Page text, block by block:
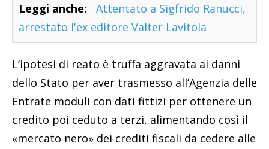
Leggi anche:
Attentato a Sigfrido Ranucci,
arrestato l'ex editore Valter Lavitola
L’ipotesi di reato è truffa aggravata ai danni
dello Stato per aver trasmesso all’Agenzia delle
Entrate moduli con dati fittizi per ottenere un
credito poi ceduto a terzi, alimentando così il
«mercato nero» dei crediti fiscali da cedere alle